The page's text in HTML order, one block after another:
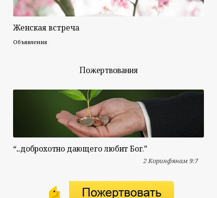
Женская встреча
Объявления
Пожертвования
“...доброхотно дающего любит Бог.”
2 Коринфянам 9:7